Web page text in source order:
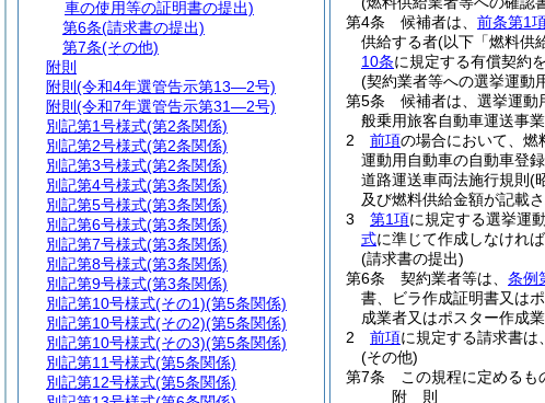
第4条
候補者は、 前条第1
供給する者(以下「燃料供
10条に規定する有償契約
(契約業者等への選挙運動
第5条
候補者は、選挙運動
般乗用旅客自動車運送事
2
前項の場合において、燃
運動用自動車の自動車登
道路運送車両法施行規則 (
及び燃料供給金額が記載
3
第1項に規定する選挙運
式に準じて作成しなければ
(請求書の提出)
第6条
契約業者等は、 条例
書、ビラ作成証明書又は
成業者又はポスター作成
2
前項に規定する請求書は
(その他)
第7条
この規程に定めるも
附 則
車の使用等の証明書の提出)
第6条(請求書の提出)
第7条(その他)
附則
附則 (令和4年選管告示第13―2号)
附則 (令和7年選管告示第31―2号)
別記第1号様式(第2条関係)
別記第2号様式(第2条関係)
別記第3号様式(第2条関係)
別記第4号様式(第3条関係)
別記第5号様式(第3条関係)
別記第6号様式(第3条関係)
別記第7号様式(第3条関係)
別記第8号様式(第3条関係)
別記第9号様式(第3条関係)
別記第10号様式(その1)(第5条関係)
別記第10号様式(その2)(第5条関係)
別記第10号様式(その3)(第5条関係)
別記第11号様式(第5条関係)
別記第12号様式(第5条関係)